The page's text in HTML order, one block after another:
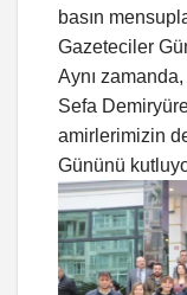
basın
Gazeteciler
Aynı
Sefa
amirlerimizin
Gününü